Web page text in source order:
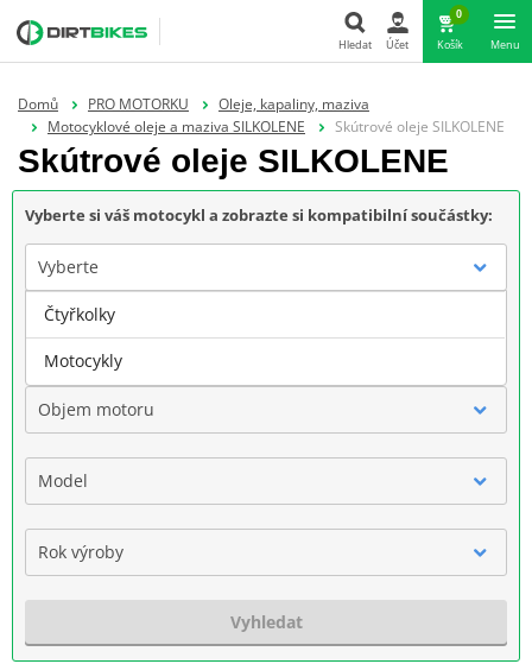
Hledat Účet
0
Košík Menu
Domů PRO MOTORKU
Oleje, kapaliny, maziva
Motocyklové oleje a maziva SILKOLENE
Skútrové oleje SILKOLENE
Skútrové oleje SILKOLENE
Vyberte si váš motocykl a zobrazte si kompatibilní součástky:
Vyberte
Značka
Objem motoru
Model
Rok výroby
Vyhledat
Čtyřkolky
Motocykly